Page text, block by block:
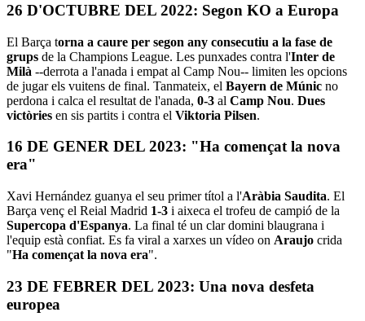
26 D'OCTUBRE DEL 2022: Segon KO a Europa
El Barça torna a caure per segon any consecutiu a la fase de
grups de la Champions League. Les punxades contra l'Inter de
Milà --derrota a l'anada i empat al Camp Nou-- limiten les opcions
de jugar els vuitens de final. Tanmateix, el Bayern de Múnic no
perdona i calca el resultat de l'anada, 0-3 al Camp Nou. Dues
victòries en sis partits i contra el Viktoria Pilsen.
16 DE GENER DEL 2023: "Ha començat la nova
era"
Xavi Hernández guanya el seu primer títol a l'Aràbia Saudita. El
Barça venç el Reial Madrid 1-3 i aixeca el trofeu de campió de la
Supercopa d'Espanya. La final té un clar domini blaugrana i
l'equip està confiat. Es fa viral a xarxes un vídeo on Araujo crida
"Ha començat la nova era".
23 DE FEBRER DEL 2023: Una nova desfeta
europea